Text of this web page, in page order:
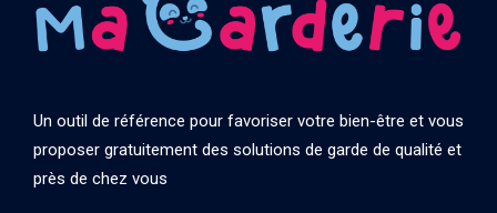
Un outil de référence pour favoriser votre bien-être et vous
proposer gratuitement des solutions de garde de qualité et
près de chez vous